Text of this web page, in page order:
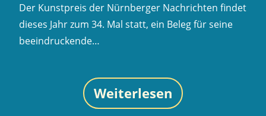
Der Kunstpreis der Nürnberger Nachrichten findet
dieses Jahr zum 34. Mal statt, ein Beleg für seine
beeindruckende…
Weiterlesen